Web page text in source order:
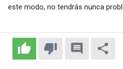
este modo, no tendrás nunca